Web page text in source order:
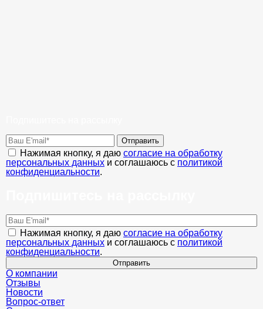
Отправить
Нажимая кнопку, я даю согласие на обработку
персональных данных и соглашаюсь с политикой
конфиденциальности.
Нажимая кнопку, я даю согласие на обработку
персональных данных и соглашаюсь с политикой
конфиденциальности.
Отправить
О компании
Отзывы
Новости
Вопрос-ответ